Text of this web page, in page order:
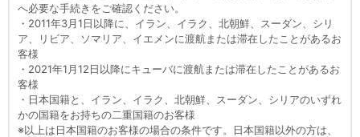
へ必要な手続きをご確認ください。
・2011年3月1日以降に、イラン、イラク、北朝鮮、スーダン、シリ
ア、リビア、ソマリア、イエメンに渡航または滞在したことがあるお
客様
・2021年1月12日以降にキューバに渡航または滞在したことがあるお
客様
・日本国籍と、イラン、イラク、北朝鮮、スーダン、シリアのいずれ
かの国籍をお持ちの二重国籍のお客様
※以上は日本国籍のお客様の場合の条件です。日本国籍以外の方は、